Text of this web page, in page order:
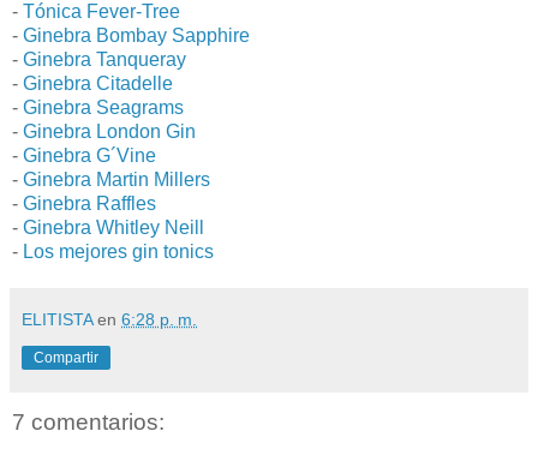
- Tónica Fever-Tree
- Ginebra Bombay Sapphire
- Ginebra Tanqueray
- Ginebra Citadelle
- Ginebra Seagrams
- Ginebra London Gin
- Ginebra G´Vine
- Ginebra Martin Millers
- Ginebra Raffles
- Ginebra Whitley Neill
- Los mejores gin tonics
ELITISTA en 6:28 p. m.
Compartir
7 comentarios: